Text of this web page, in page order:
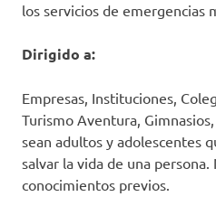
los servicios de emergencias
Dirigido a:
Empresas, Instituciones,
Turismo Aventura,
sean adultos y adolescentes
salvar la vida de una
conocimientos previos.